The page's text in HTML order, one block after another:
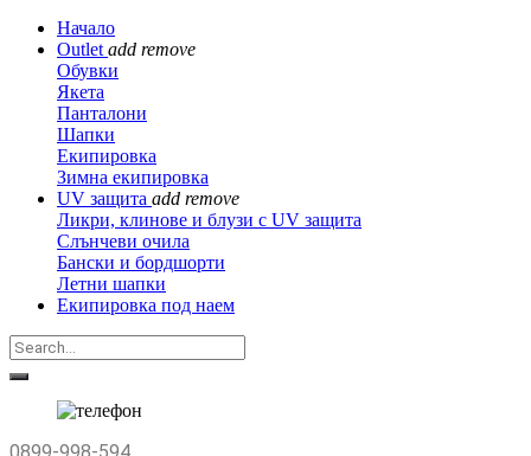
Начало
Outlet add remove
Обувки
Якета
Панталони
Шапки
Екипировка
Зимна екипировка
UV защита add remove
Ликри, клинове и блузи с UV защита
Слънчеви очила
Бански и бордшорти
Летни шапки
Екипировка под наем